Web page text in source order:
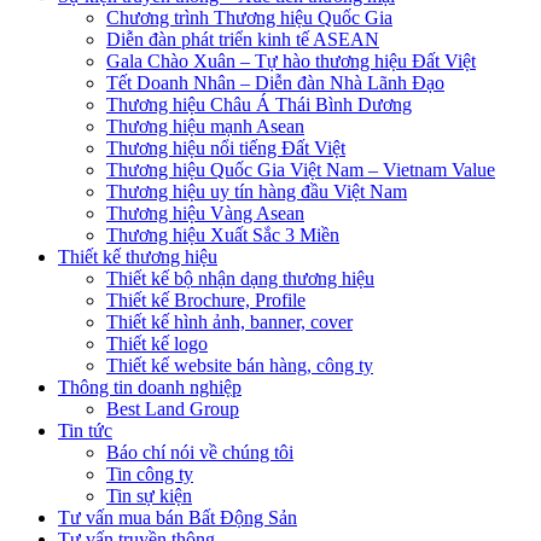
Chương trình Thương hiệu Quốc Gia
Diễn đàn phát triển kinh tế ASEAN
Gala Chào Xuân – Tự hào thương hiệu Đất Việt
Tết Doanh Nhân – Diễn đàn Nhà Lãnh Đạo
Thương hiệu Châu Á Thái Bình Dương
Thương hiệu mạnh Asean
Thương hiệu nổi tiếng Đất Việt
Thương hiệu Quốc Gia Việt Nam – Vietnam Value
Thương hiệu uy tín hàng đầu Việt Nam
Thương hiệu Vàng Asean
Thương hiệu Xuất Sắc 3 Miền
Thiết kế thương hiệu
Thiết kế bộ nhận dạng thương hiệu
Thiết kế Brochure, Profile
Thiết kế hình ảnh, banner, cover
Thiết kế logo
Thiết kế website bán hàng, công ty
Thông tin doanh nghiệp
Best Land Group
Tin tức
Báo chí nói về chúng tôi
Tin công ty
Tin sự kiện
Tư vấn mua bán Bất Động Sản